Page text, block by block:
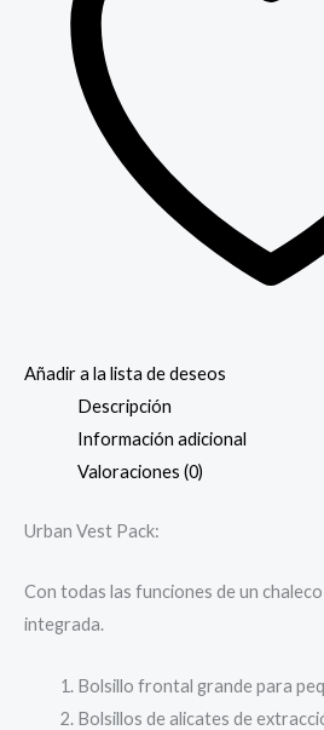
Añadir a la lista de deseos
Descripción
Información adicional
Valoraciones (0)
Urban Vest Pack:
Con todas las funciones de un
integrada.
Bolsillo frontal grande para
Bolsillos de alicates de